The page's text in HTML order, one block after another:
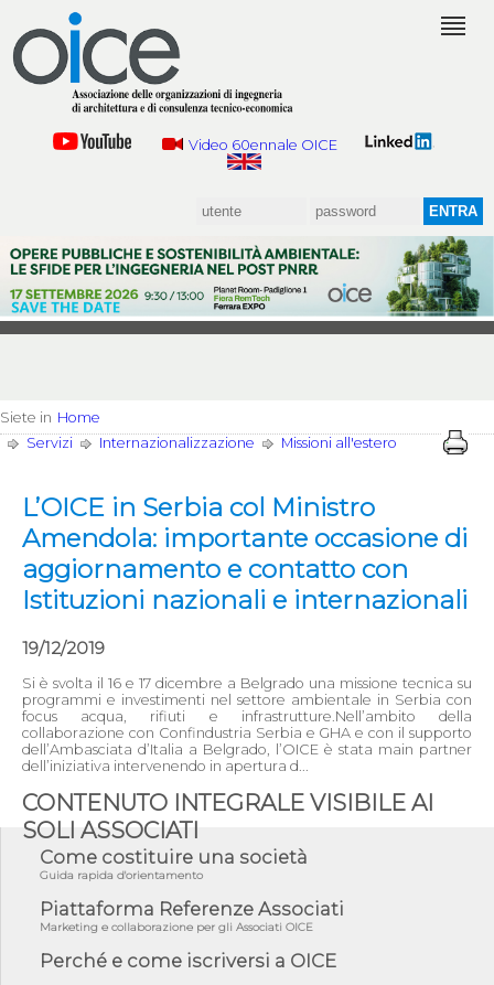
Video 60ennale OICE
Siete in Home
Servizi
Internazionalizzazione Missioni all'estero
L’OICE in Serbia col Ministro
Amendola: importante occasione di
aggiornamento e contatto con
Istituzioni nazionali e internazionali
19/12/2019
Si è svolta il 16 e 17 dicembre a Belgrado una missione tecnica su
programmi e investimenti nel settore ambientale in Serbia con
focus acqua, rifiuti e infrastrutture.Nell’ambito della
collaborazione con Confindustria Serbia e GHA e con il supporto
dell’Ambasciata d’Italia a Belgrado, l’OICE è stata main partner
dell’iniziativa intervenendo in apertura d...
CONTENUTO INTEGRALE VISIBILE AI
SOLI ASSOCIATI
Come costituire una società
Guida rapida d'orientamento
Piattaforma Referenze Associati
Marketing e collaborazione per gli Associati OICE
Perché e come iscriversi a OICE